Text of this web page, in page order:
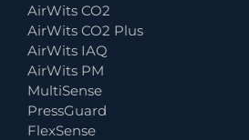
AirWits CO2
AirWits CO2 Plus
AirWits IAQ
AirWits PM
MultiSense
PressGuard
FlexSense